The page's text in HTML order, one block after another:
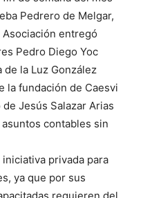
Pedrero de Melgar,
entregó
Pedro Diego Yoc
de la Luz González
la fundación de Caesvi
Jesús Salazar Arias
contables sin
privada para
ya que por sus